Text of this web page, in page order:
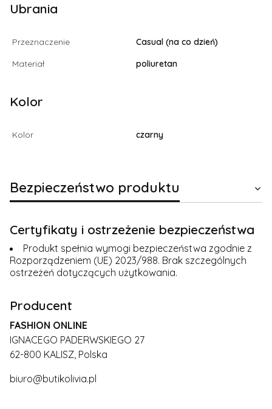
Ubrania
Przeznaczenie
Casual (na co dzień)
Materiał
poliuretan
Kolor
Kolor czarny
Bezpieczeństwo produktu
Certyfikaty i ostrzeżenie bezpieczeństwa
Produkt spełnia wymogi bezpieczeństwa zgodnie z
Rozporządzeniem (UE) 2023/988. Brak szczególnych
ostrzeżeń dotyczących użytkowania.
Producent
FASHION ONLINE
IGNACEGO PADERWSKIEGO 27
62-800 KALISZ, Polska
biuro@butikolivia.pl